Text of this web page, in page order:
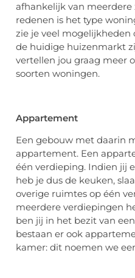
afhankelijk van meerdere
redenen is het type
zie je veel
de huidige huizenmarkt
vertellen jou graag meer
soorten woningen.
Appartement
Een gebouw met daarin
appartement. Een
één verdieping. Indien jij
heb je dus de keuken,
overige ruimtes op één
meerdere verdiepingen
ben jij in het bezit van
bestaan er ook
kamer: dit noemen we